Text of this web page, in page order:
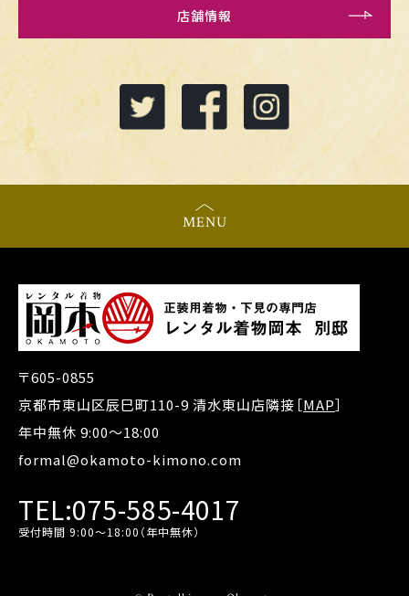
店舗情報
MENU
〒605-0855
京都市東山区辰巳町110-9 清水東山店隣接［MAP］
年中無休 9:00～18:00
formal@okamoto-kimono.com
TEL:075-585-4017
受付時間 9:00～18:00（年中無休）